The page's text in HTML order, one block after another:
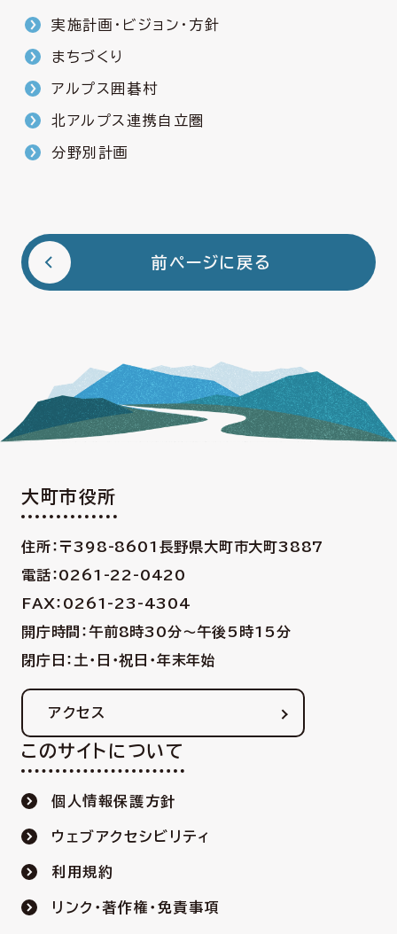
実施計画・ビジョン・方針
まちづくり
アルプス囲碁村
北アルプス連携自立圏
分野別計画
前ページに戻る
大町市役所
住所：〒398-8601 長野県大町市大町3887
電話：0261-22-0420
FAX：0261-23-4304
開庁時間：午前8時30分〜午後5時15分
閉庁日：土・日・祝日・年末年始
アクセス
このサイトについて
個人情報保護方針
ウェブアクセシビリティ
利用規約
リンク・著作権・免責事項